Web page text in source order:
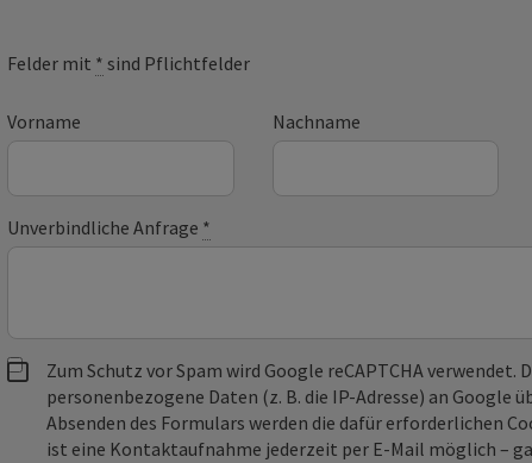
Felder mit * sind Pflichtfelder
Vorname Nachname
Unverbindliche Anfrage *
Zum Schutz vor Spam wird Google reCAPTCHA verwendet.
personenbezogene Daten (z. B. die IP-Adresse) an Google
Absenden des Formulars werden die dafür erforderlichen
ist eine Kontaktaufnahme jederzeit per E-Mail möglich –